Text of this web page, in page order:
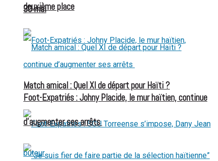
30 mai
Match amical : Quel XI de départ pour Haïti ?
deuxième place
Foot-Expatriés : Johny Placide, le mur haïtien, continue
d’augmenter ses arrêts